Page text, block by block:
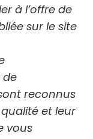
à l’offre de
sur le site
de
reconnus
et leur
vous